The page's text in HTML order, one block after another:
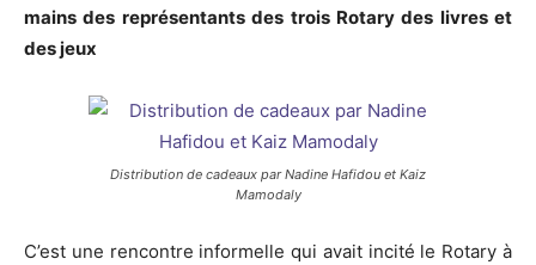
mains des représentants des trois Rotary des livres et
des jeux
Distribution de cadeaux par Nadine Hafidou et Kaiz
Mamodaly
C’est une rencontre informelle qui avait incité le Rotary à